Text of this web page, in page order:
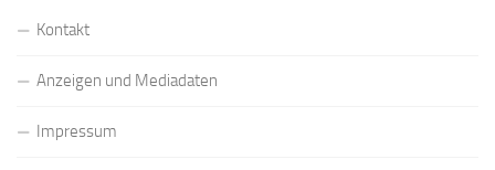
Kontakt
Anzeigen und Mediadaten
Impressum